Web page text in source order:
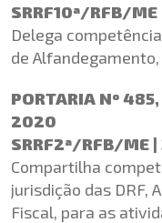
SRRF10ª/RFB/
Delega
de Alfandegamento,
PORTARIA Nº
2020
SRRF2ª/RFB/
Compartilha
jurisdição das DRF,
Fiscal, para as